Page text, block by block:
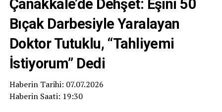
Çanakkale’de Dehşet: Eşini 50
Bıçak Darbesiyle Yaralayan
Doktor Tutuklu, “Tahliyemi
İstiyorum” Dedi
Haberin Tarihi: 07.07.2026
Haberin Saati: 19:30